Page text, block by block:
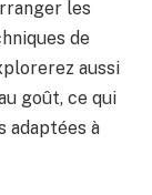
les
de
aussi
goût, ce qui
adaptées à